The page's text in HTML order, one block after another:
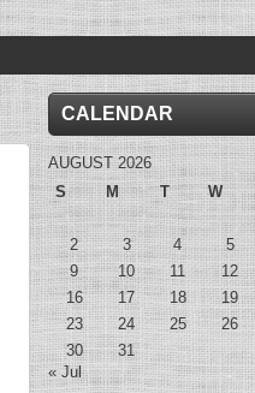
CALENDAR
AUGUST 2026
S
M T W
2
3 4 5
9
10 11 12
16
17 18 19
23
24 25 26
30
31
« Jul